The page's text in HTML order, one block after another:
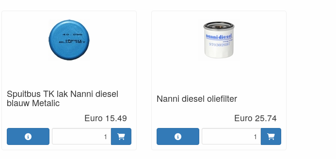
Spuitbus TK lak Nanni diesel
blauw Metalic
Euro 15.49
Nanni diesel oliefilter
Euro 25.74